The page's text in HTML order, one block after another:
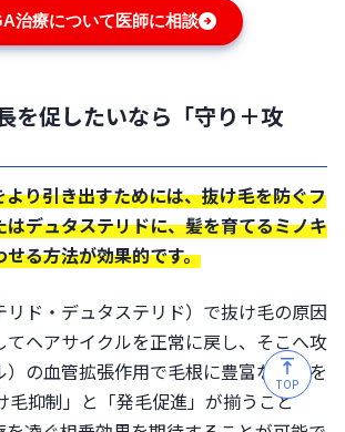
治療について医師に相談
を促したいなら「守り＋攻
より引き出すためには、抜け毛を防ぐフ
はデュタステリドに、髪を育てるミノキ
る方法が効果的です。
ド・デュタステリド）で抜け毛の原因
てヘアサイクルを正常に戻し、そこへ攻
）の血管拡張作用で毛根に豊富な栄養を
毛抑制」と「発毛促進」が揃うこと
TOP